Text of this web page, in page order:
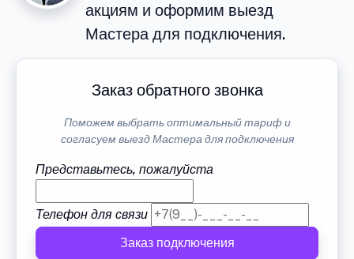
акциям и оформим выезд
Мастера для подключения.
Заказ обратного звонка
Поможем выбрать оптимальный тариф и
согласуем выезд Мастера для подключения
Представьтесь, пожалуйста
Телефон для связи
Заказ подключения